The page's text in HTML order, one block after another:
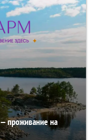
— проживание на